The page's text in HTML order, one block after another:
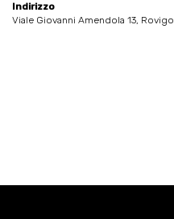
Indirizzo
Viale Giovanni Amendola 13, Rovigo